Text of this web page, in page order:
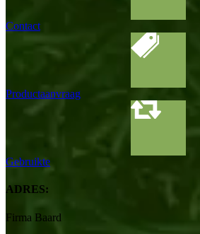
Contact
Productaanvraag
Gebruikte
ADRES:
Firma Baard